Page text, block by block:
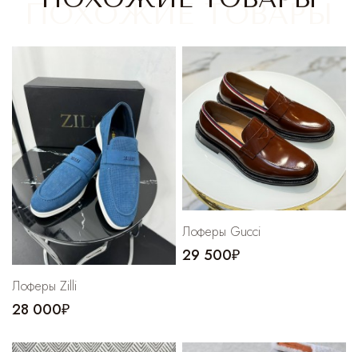
Лоферы Zilli
28 000₽
Лоферы Gucci
29 500₽
Cпортивные брюки
Комбинезоны